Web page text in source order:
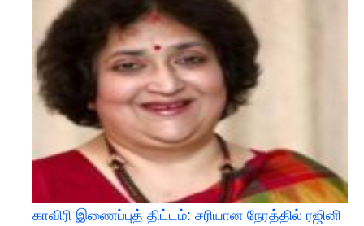
காவிரி இணைப்புத் திட்டம்: சரியான நேரத்தில் ரஜினி